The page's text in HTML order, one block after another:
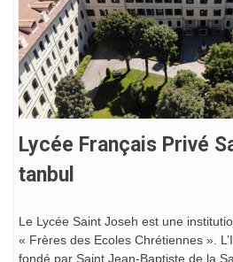
Lycée Français Privé
Tanbul
Le Lycée Saint Joseh est une
« Frères des Ecoles Chrétiennes ».
fondé par Saint Jean-Baptiste de la